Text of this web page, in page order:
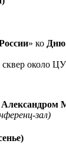
» ко Дню
сквер около
Александром
зал)